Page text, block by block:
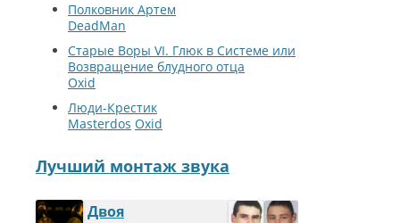
Полковник Артем
DeadMan
Старые Воры VI. Глюк в Системе или
Возвращение блудного отца
Oxid
Люди-Крестик
Masterdos Oxid
Лучший монтаж звука
Двоя